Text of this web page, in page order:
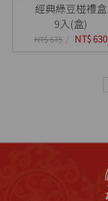
經典綠豆椪禮盒
9入(盒)
NT$ 675 NT$ 630